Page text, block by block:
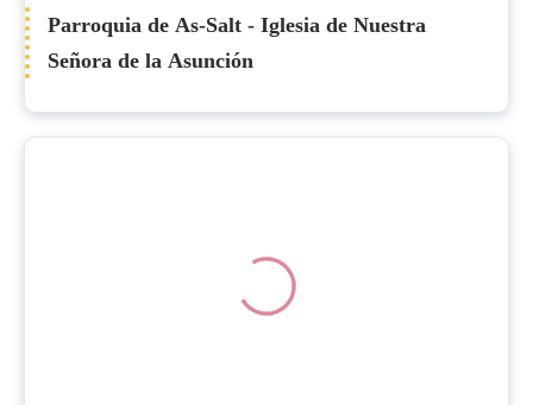
Parroquia de As-Salt - Iglesia de Nuestra
Señora de la Asunción